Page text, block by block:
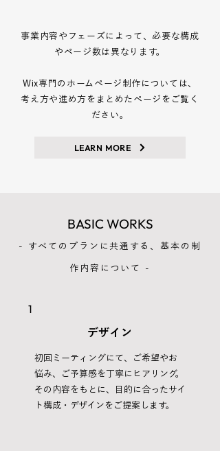
事業内容やフェーズによって、必要な構成
やページ数は異なります。
Wix専門のホームページ制作については、
考え方や進め方をまとめたページをご覧く
ださい。
LEARN MORE
BASIC WORKS
- すべてのプランに共通する、基本の制
作内容について -
1
デザイン
初回ミーティングにて、ご希望やお
悩み、ご予算感を丁寧にヒアリング。
その内容をもとに、目的に合ったサイ
ト構成・デザインをご提案します。